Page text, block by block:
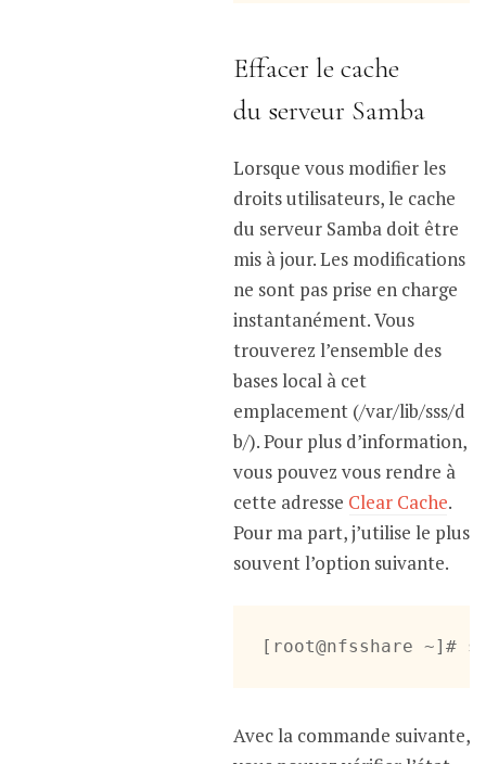
Effacer le cache
du serveur Samba
Lorsque vous modifier les
droits utilisateurs, le cache
du serveur Samba doit être
mis à jour. Les modifications
ne sont pas prise en charge
instantanément. Vous
trouverez l’ensemble des
bases local à cet
emplacement (/var/lib/sss/d
b/). Pour plus d’information,
vous pouvez vous rendre à
cette adresse Clear Cache.
Pour ma part, j’utilise le plus
souvent l’option suivante.
[root@nfsshare ~]#
Avec la commande suivante,